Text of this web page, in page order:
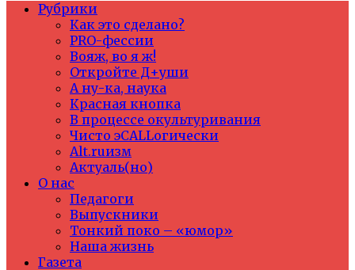
Рубрики
Как это сделано?
PRO-фессии
Вояж, во я ж!
Откройте Д+уши
А ну-ка, наука
Красная кнопка
В процессе окультуривания
Чисто эCALLогически
Alt.ruизм
Актуаль(но)
О нас
Педагоги
Выпускники
Тонкий поко – «юмор»
Наша жизнь
Газета